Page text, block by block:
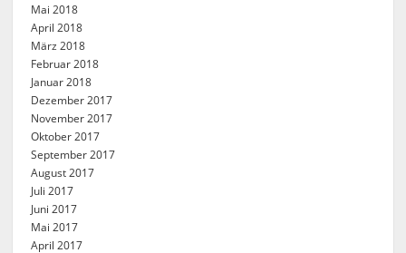
Mai 2018
April 2018
März 2018
Februar 2018
Januar 2018
Dezember 2017
November 2017
Oktober 2017
September 2017
August 2017
Juli 2017
Juni 2017
Mai 2017
April 2017